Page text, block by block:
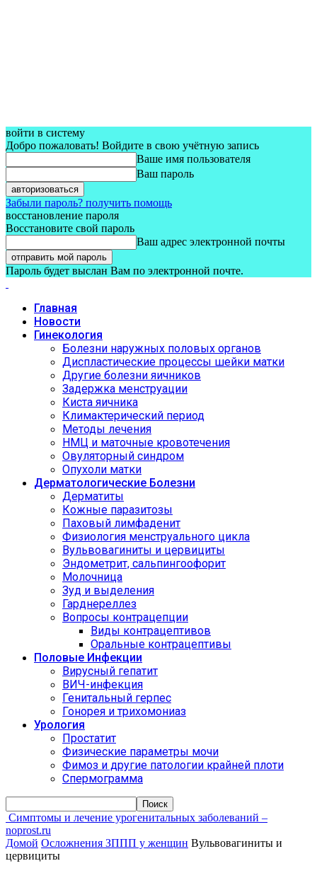
войти в систему
Добро пожаловать! Войдите в свою учётную запись
Ваше имя пользователя
Ваш пароль
Забыли пароль? получить помощь
восстановление пароля
Восстановите свой пароль
Ваш адрес электронной почты
Пароль будет выслан Вам по электронной почте.
Главная
Новости
Гинекология
Болезни наружных половых органов
Диспластические процессы шейки матки
Другие болезни яичников
Задержка менструации
Киста яичника
Климактерический период
Методы лечения
НМЦ и маточные кровотечения
Овуляторный синдром
Опухоли матки
Дерматологические Болезни
Дерматиты
Кожные паразитозы
Паховый лимфаденит
Физиология менструального цикла
Вульвовагиниты и цервициты
Эндометрит, сальпингоофорит
Молочница
Зуд и выделения
Гарднереллез
Вопросы контрацепции
Виды контрацептивов
Оральные контрацептивы
Половые Инфекции
Вирусный гепатит
ВИЧ-инфекция
Генитальный герпес
Гонорея и трихомониаз
Урология
Простатит
Физические параметры мочи
Фимоз и другие патологии крайней плоти
Спермограмма
Симптомы и лечение урогенитальных заболеваний –
noprost.ru
Домой Осложнения ЗППП у женщин Вульвовагиниты и
цервициты